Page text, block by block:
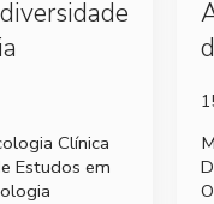
Clínica
Estudos em